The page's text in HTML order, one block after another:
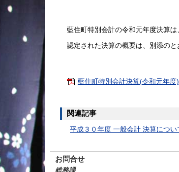
藍住町特別会計の令和元年度決算は
認定された決算の概要は、別添のと
藍住町特別会計決算(令和元年度
関連記事
平成３０年度 一般会計 決算につい
お問合せ
総務課